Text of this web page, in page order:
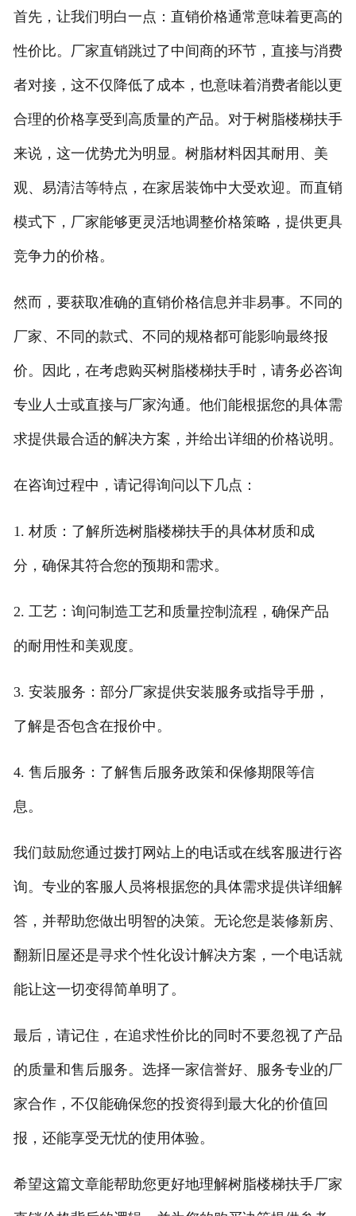
首先，让我们明白一点：直销价格通常意味着更高的
性价比。厂家直销跳过了中间商的环节，直接与消费
者对接，这不仅降低了成本，也意味着消费者能以更
合理的价格享受到高质量的产品。对于树脂楼梯扶手
来说，这一优势尤为明显。树脂材料因其耐用、美
观、易清洁等特点，在家居装饰中大受欢迎。而直销
模式下，厂家能够更灵活地调整价格策略，提供更具
竞争力的价格。
然而，要获取准确的直销价格信息并非易事。不同的
厂家、不同的款式、不同的规格都可能影响最终报
价。因此，在考虑购买树脂楼梯扶手时，请务必咨询
专业人士或直接与厂家沟通。他们能根据您的具体需
求提供最合适的解决方案，并给出详细的价格说明。
在咨询过程中，请记得询问以下几点：
1. 材质：了解所选树脂楼梯扶手的具体材质和成
分，确保其符合您的预期和需求。
2. 工艺：询问制造工艺和质量控制流程，确保产品
的耐用性和美观度。
3. 安装服务：部分厂家提供安装服务或指导手册，
了解是否包含在报价中。
4. 售后服务：了解售后服务政策和保修期限等信
息。
我们鼓励您通过拨打网站上的电话或在线客服进行咨
询。专业的客服人员将根据您的具体需求提供详细解
答，并帮助您做出明智的决策。无论您是装修新房、
翻新旧屋还是寻求个性化设计解决方案，一个电话就
能让这一切变得简单明了。
最后，请记住，在追求性价比的同时不要忽视了产品
的质量和售后服务。选择一家信誉好、服务专业的厂
家合作，不仅能确保您的投资得到最大化的价值回
报，还能享受无忧的使用体验。
希望这篇文章能帮助您更好地理解树脂楼梯扶手厂家